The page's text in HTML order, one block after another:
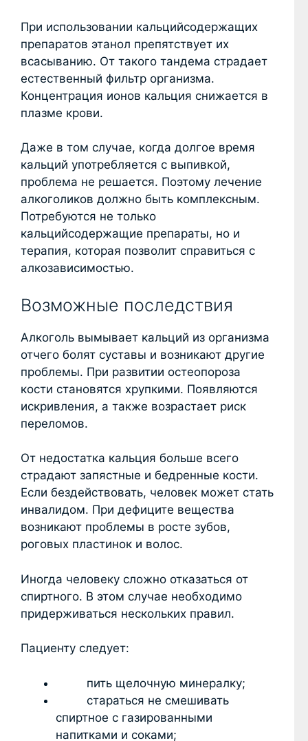
При использовании кальцийсодержащих
препаратов этанол препятствует их
всасыванию. От такого тандема страдает
естественный фильтр организма.
Концентрация ионов кальция снижается в
плазме крови.
Даже в том случае, когда долгое время
кальций употребляется с выпивкой,
проблема не решается. Поэтому лечение
алкоголиков должно быть комплексным.
Потребуются не только
кальцийсодержащие препараты, но и
терапия, которая позволит справиться с
алкозависимостью.
Возможные последствия
Алкоголь вымывает кальций из организма
отчего болят суставы и возникают другие
проблемы. При развитии остеопороза
кости становятся хрупкими. Появляются
искривления, а также возрастает риск
переломов.
От недостатка кальция больше всего
страдают запястные и бедренные кости.
Если бездействовать, человек может стать
инвалидом. При дефиците вещества
возникают проблемы в росте зубов,
роговых пластинок и волос.
Иногда человеку сложно отказаться от
спиртного. В этом случае необходимо
придерживаться нескольких правил.
Пациенту следует:
пить щелочную минералку;
стараться не смешивать
спиртное с газированными
напитками и соками;